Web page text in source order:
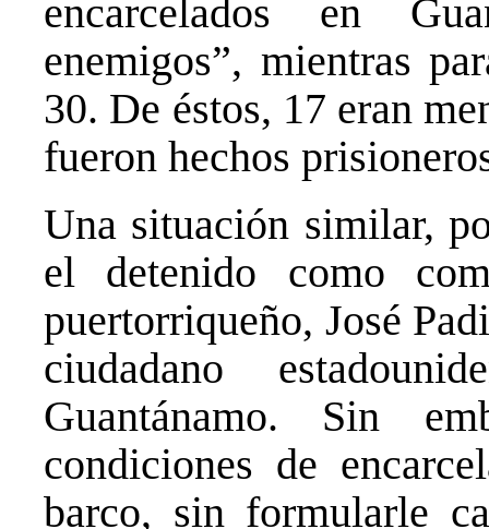
encarcelados en
enemigos”, mientras
30. De éstos, 17 eran
fueron hechos
Una situación similar,
el detenido como
puertorriqueño, José
ciudadano
Guantánamo. Sin
condiciones de
barco, sin formularle